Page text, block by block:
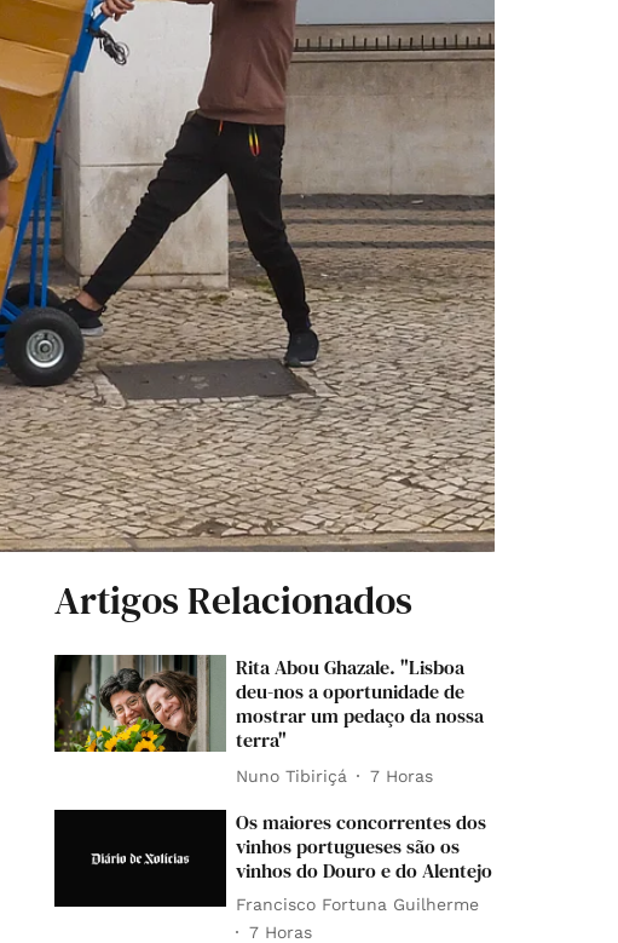
Artigos Relacionados
Rita Abou Ghazale. "Lisboa
deu-nos a oportunidade de
mostrar um pedaço da nossa
terra"
Nuno Tibiriçá 7 Horas
Os maiores concorrentes dos
vinhos portugueses são os
vinhos do Douro e do Alentejo
Francisco Fortuna Guilherme
7 Horas